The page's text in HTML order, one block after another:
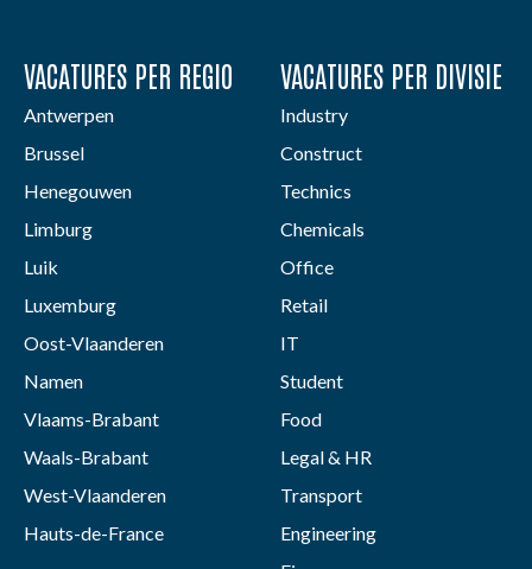
VACATURES PER REGIO
Antwerpen
Brussel
Henegouwen
Limburg
Luik
Luxemburg
Oost-Vlaanderen
Namen
Vlaams-Brabant
Waals-Brabant
West-Vlaanderen
Hauts-de-France
VACATURES PER DIVISIE
Industry
Construct
Technics
Chemicals
Office
Retail
IT
Student
Food
Legal & HR
Transport
Engineering